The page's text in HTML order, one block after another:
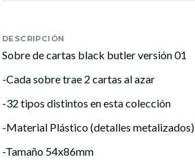
DESCRIPCIÓN
Sobre de cartas black butler versión 01
-Cada sobre trae 2 cartas al azar
-32 tipos distintos en esta colección
-Material Plástico (detalles metalizados)
-Tamaño 54x86mm